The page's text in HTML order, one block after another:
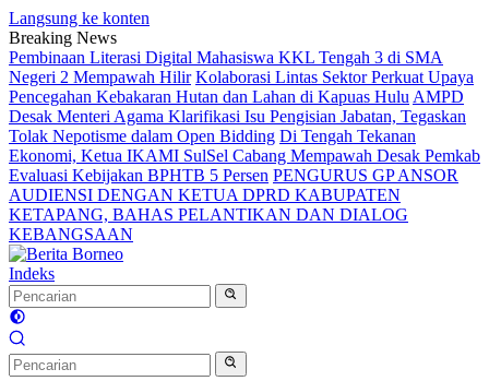
Langsung ke konten
Breaking News
Pembinaan Literasi Digital Mahasiswa KKL Tengah 3 di SMA
Negeri 2 Mempawah Hilir Kolaborasi Lintas Sektor Perkuat Upaya
Pencegahan Kebakaran Hutan dan Lahan di Kapuas Hulu AMPD
Desak Menteri Agama Klarifikasi Isu Pengisian Jabatan, Tegaskan
Tolak Nepotisme dalam Open Bidding Di Tengah Tekanan
Ekonomi, Ketua IKAMI SulSel Cabang Mempawah Desak Pemkab
Evaluasi Kebijakan BPHTB 5 Persen PENGURUS GP ANSOR
AUDIENSI DENGAN KETUA DPRD KABUPATEN
KETAPANG, BAHAS PELANTIKAN DAN DIALOG
KEBANGSAAN
Indeks